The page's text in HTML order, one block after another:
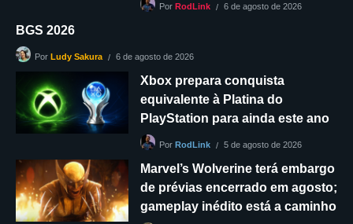
Por RodLink 6 de agosto de 2026
BGS 2026
Por Ludy Sakura 6 de agosto de 2026
Xbox prepara conquista
equivalente à Platina do
PlayStation para ainda este ano
Por RodLink 5 de agosto de 2026
Marvel’s Wolverine terá embargo
de prévias encerrado em agosto;
gameplay inédito está a caminho